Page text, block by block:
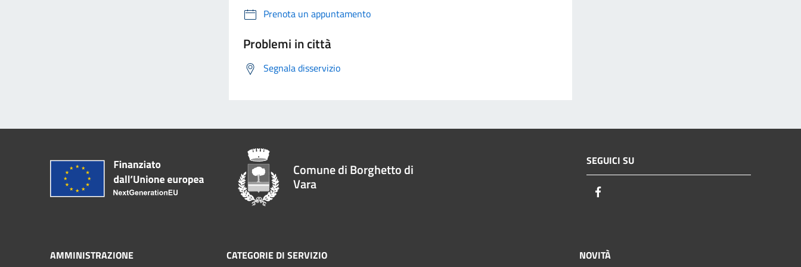
Prenota un appuntamento
Problemi in città
Segnala disservizio
Comune di Borghetto di
Vara
SEGUICI SU
AMMINISTRAZIONE CATEGORIE DI SERVIZIO NOVITÀ